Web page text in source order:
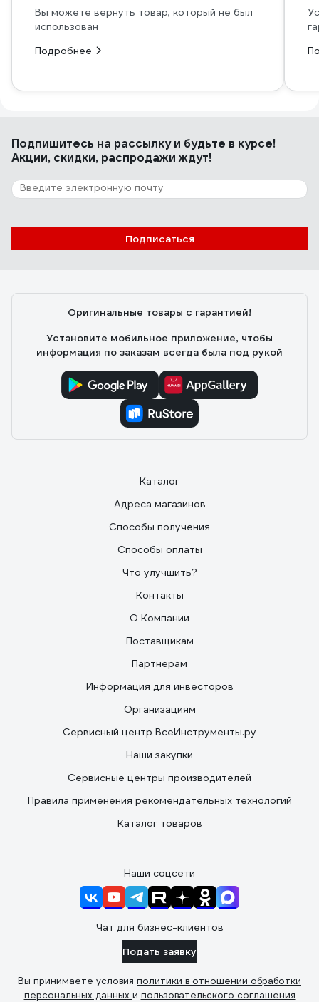
Вы можете вернуть товар, который не был
использован
Подробнее
Подпишитесь на рассылкуи будьте в курсе!
Акции, скидки, распродажи ждут!
Подписаться
Оригинальные товары с гарантией!
Установите мобильное приложение, чтобы
информация по заказам всегда была под рукой
Каталог
Адреса магазинов
Способы получения
Способы оплаты
Что улучшить?
Контакты
О Компании
Поставщикам
Партнерам
Информация для инвесторов
Организациям
Сервисный центр ВсеИнструменты.ру
Наши закупки
Сервисные центры производителей
Правила применения рекомендательных технологий
Каталог товаров
Наши соцсети
Чат для бизнес-клиентов
Подать заявку
Вы принимаете условия политики в отношении обработки
персональных данных и пользовательского соглашения